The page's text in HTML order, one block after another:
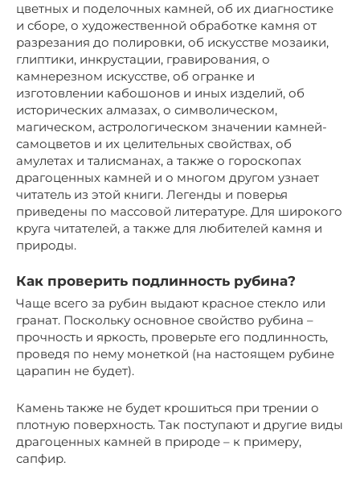
цветных и поделочных камней, об их диагностике
и сборе, о художественной обработке камня от
разрезания до полировки, об искусстве мозаики,
глиптики, инкрустации, гравирования, о
камнерезном искусстве, об огранке и
изготовлении кабошонов и иных изделий, об
исторических алмазах, о символическом,
магическом, астрологическом значении камней-
самоцветов и их целительных свойствах, об
амулетах и талисманах, а также о гороскопах
драгоценных камней и о многом другом узнает
читатель из этой книги. Легенды и поверья
приведены по массовой литературе. Для широкого
круга читателей, а также для любителей камня и
природы.
Как проверить подлинность рубина?
Чаще всего за рубин выдают красное стекло или
гранат. Поскольку основное свойство рубина –
прочность и яркость, проверьте его подлинность,
проведя по нему монеткой (на настоящем рубине
царапин не будет).
Камень также не будет крошиться при трении о
плотную поверхность. Так поступают и другие виды
драгоценных камней в природе – к примеру,
сапфир.